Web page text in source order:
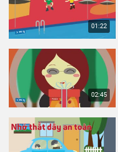
03:23
03:42
03:35
01:22
02:45